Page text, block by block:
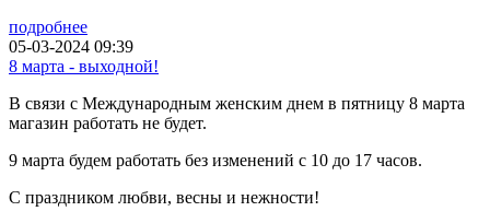
подробнее
05-03-2024 09:39
8 марта - выходной!
В связи с Международным женским днем в пятницу 8 марта
магазин работать не будет.
9 марта будем работать без изменений с 10 до 17 часов.
С праздником любви, весны и нежности!